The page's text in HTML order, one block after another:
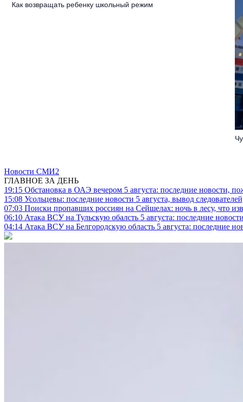
Как возвращать ребенку школьный режим
Новости СМИ2
ГЛАВНОЕ ЗА ДЕНЬ
19:15 Обстановка в ОАЭ вечером 5 августа: последние новости,
15:08 Усольцевы: последние новости 5 августа, вывод
07:03 Поиски пропавших россиян на Сейшелах: ночь в лесу, что
06:10 Атака ВСУ на Тульскую обалсть 5 августа: последние
04:14 Атака ВСУ на Белгородскую область 5 августа: последние